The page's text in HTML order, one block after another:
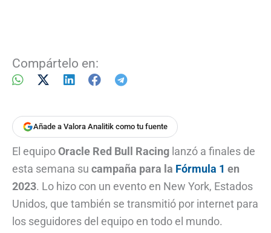
Compártelo en:
Añade a Valora Analitik como tu fuente
El equipoOracle Red Bull Racing lanzó a finales de
esta semana su campaña para la Fórmula 1 en
2023. Lo hizo con un evento en New York, Estados
Unidos, que también se transmitió por internet para
los seguidores del equipo en todo el mundo.